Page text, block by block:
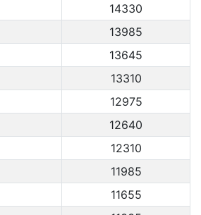
14330
13985
13645
13310
12975
12640
12310
11985
11655